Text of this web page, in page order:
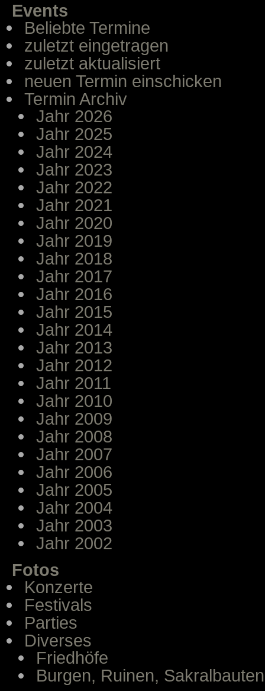
Events
Beliebte Termine
zuletzt eingetragen
zuletzt aktualisiert
neuen Termin einschicken
Termin Archiv
Jahr 2026
Jahr 2025
Jahr 2024
Jahr 2023
Jahr 2022
Jahr 2021
Jahr 2020
Jahr 2019
Jahr 2018
Jahr 2017
Jahr 2016
Jahr 2015
Jahr 2014
Jahr 2013
Jahr 2012
Jahr 2011
Jahr 2010
Jahr 2009
Jahr 2008
Jahr 2007
Jahr 2006
Jahr 2005
Jahr 2004
Jahr 2003
Jahr 2002
Fotos
Konzerte
Festivals
Parties
Diverses
Friedhöfe
Burgen, Ruinen, Sakralbauten